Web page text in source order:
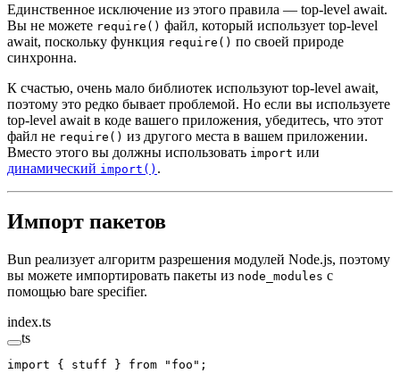
Единственное исключение из этого правила — top-level await.
Вы не можете require() файл, который использует top-level
await, поскольку функция require() по своей природе
синхронна.
К счастью, очень мало библиотек используют top-level await,
поэтому это редко бывает проблемой. Но если вы используете
top-level await в коде вашего приложения, убедитесь, что этот
файл не require() из другого места в вашем приложении.
Вместо этого вы должны использовать import или
динамический import() .
Импорт пакетов
Bun реализует алгоритм разрешения модулей Node.js, поэтому
вы можете импортировать пакеты из node_modules с
помощью bare specifier.
index.ts
ts
import { stuff } from "foo" ;